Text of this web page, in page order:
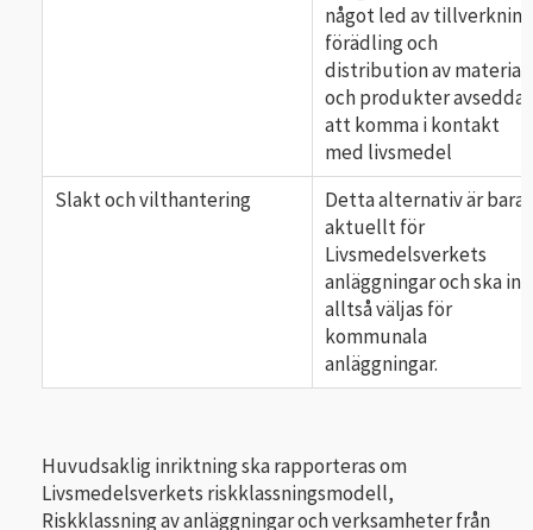
något led av
förädling och
distribution av material
och produkter avsedda
att komma i kontakt
med livsmedel
Slakt och vilthantering
Detta alternativ är bara
aktuellt för
Livsmedelsverkets
anläggningar och ska
alltså väljas för
kommunala
anläggningar.
Huvudsaklig inriktning ska rapporteras om
Livsmedelsverkets riskklassningsmodell,
Riskklassning av anläggningar och verksamheter från